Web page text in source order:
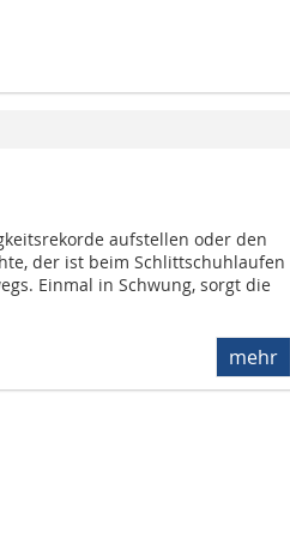
aufstellen oder den
der ist beim Schlittschuhlaufen
Einmal in Schwung, sorgt die
mehr